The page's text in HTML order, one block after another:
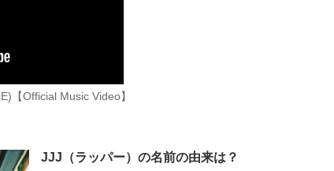
【Official Music Video】
JJJ（ラッパー）の名前の由来は？